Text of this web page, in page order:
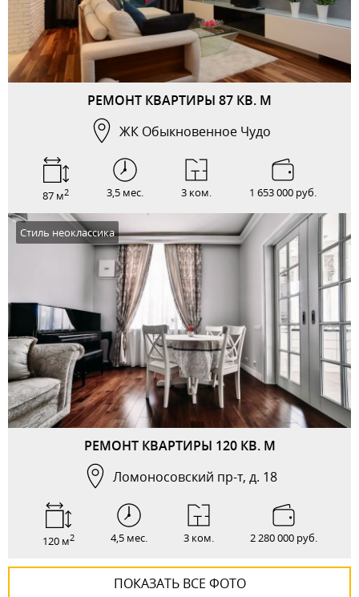
РЕМОНТ КВАРТИРЫ 87 КВ. М
ЖК Обыкновенное Чудо
87 м2 3,5 мес. 3 ком. 1 653 000 руб.
РЕМОНТ КВАРТИРЫ 120 КВ. М
Ломоносовский пр-т, д. 18
Стиль неоклассика
120 м2 4,5 мес. 3 ком. 2 280 000 руб.
ПОКАЗАТЬ ВСЕ ФОТО